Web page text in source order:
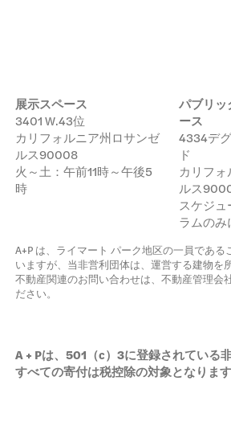
会
プ
カ
語
展示スペース
3401 W.43位
カリフォルニア州ロサンゼ
ルス90008
火～土：午前11時～午後5
時
パブリッ
ース
4334デ
ド
カリフ
ルス
スケジ
ラムのみ
A+P は、ライマート パーク地区の一員である
いますが、当非営利団体は、運営する建物を
不動産関連のお問い合わせは、不動産管理会
ださい。
A + Pは、501（c）3に登録されている
すべての寄付は税控除の対象となります